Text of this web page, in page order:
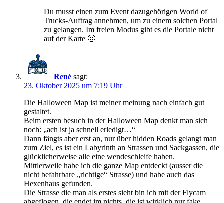
Du musst einen zum Event dazugehörigen World of
Trucks-Auftrag annehmen, um zu einem solchen Portal
zu gelangen. Im freien Modus gibt es die Portale nicht
auf der Karte 🙂
René sagt:
23. Oktober 2025 um 7:19 Uhr
Die Halloween Map ist meiner meinung nach einfach gut
gestaltet.
Beim ersten besuch in der Halloween Map denkt man sich
noch: „ach ist ja schnell erledigt…“
Dann fängts aber erst an, nur über hidden Roads gelangt man
zum Ziel, es ist ein Labyrinth an Strassen und Sackgassen, die
glücklicherweise alle eine wendeschleife haben.
Mittlerweile habe ich die ganze Map entdeckt (ausser die
nicht befahrbare „richtige“ Strasse) und habe auch das
Hexenhaus gefunden.
Die Strasse die man als erstes sieht bin ich mit der Flycam